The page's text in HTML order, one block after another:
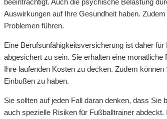
Auswirkungen auf Ihre Gesundheit haben.
Problemen führen.
Eine Berufsunfähigkeitsversicherung ist daher
abgesichert zu sein. Sie erhalten eine
Ihre laufenden Kosten zu decken. Zudem
Einbußen zu haben.
Sie sollten auf jeden Fall daran denken, dass
auch spezielle Risiken für Fußballtrainer